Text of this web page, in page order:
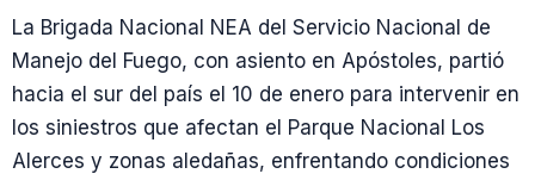
La Brigada Nacional NEA del Servicio Nacional de
Manejo del Fuego, con asiento en Apóstoles, partió
hacia el sur del país el 10 de enero para intervenir en
los siniestros que afectan el Parque Nacional Los
Alerces y zonas aledañas, enfrentando condiciones